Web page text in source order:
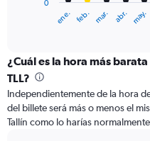
categories.
Range:
categories.
The
chart
ene. feb. mar. abr. may.
0
¿Cuál es la hora más
TLL?
Independientemente de la hora
del billete será más o menos el
Tallín como lo harías